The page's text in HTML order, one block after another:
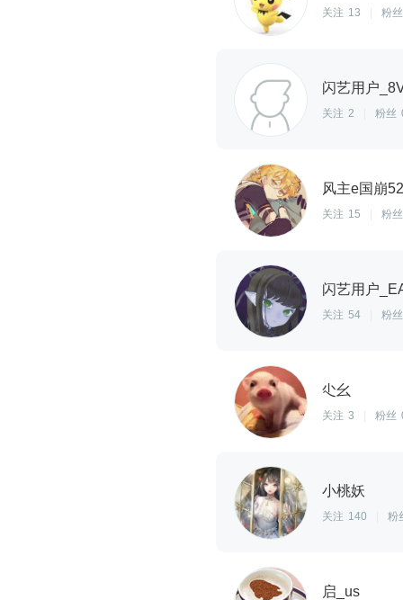
关注 13 粉丝
闪艺用户
关注 2 粉丝
风主e国崩
关注 15 粉丝
闪艺用户
关注 54 粉丝
尐幺
关注 3 粉丝
小桃妖
关注 140 粉
启_us